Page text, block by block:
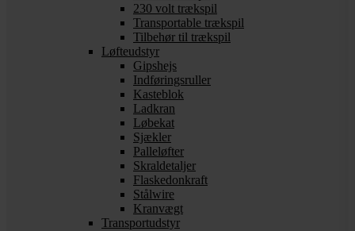
230 volt trækspil
Transportable trækspil
Tilbehør til trækspil
Løfteudstyr
Gipshejs
Indføringsruller
Kasteblok
Ladkran
Løbekat
Sjækler
Palleløfter
Skraldetaljer
Flaskedonkraft
Stålwire
Kranvægt
Transportudstyr